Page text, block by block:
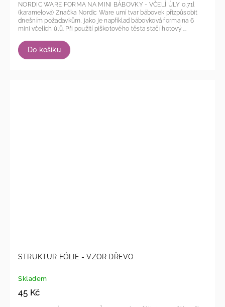
Do košíku
NORDIC WARE FORMA NA MINI BÁBOVKY - VČELÍ ÚLY 0,71l
(karamelová) Značka Nordic Ware umí tvar bábovek přizpůsobit
dnešním požadavkům, jako je například bábovková forma na 6
mini včelích úlů. Při použití piškotového těsta stačí hotový ...
STRUKTUR FÓLIE - VZOR DŘEVO
Skladem
45 Kč